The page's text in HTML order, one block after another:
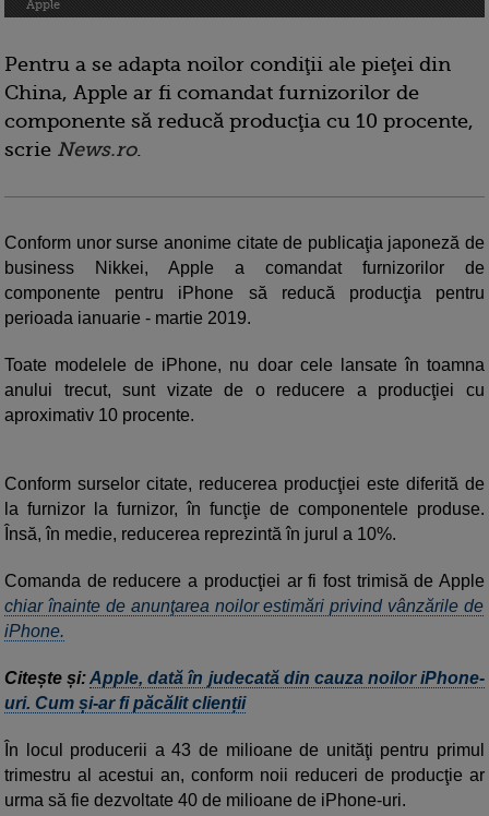
Apple
Pentru a se adapta noilor condiţii ale pieţei din
China, Apple ar fi comandat furnizorilor de
componente să reducă producţia cu 10 procente,
scrie News.ro.
Conform unor surse anonime citate de publicaţia japoneză de
business Nikkei, Apple a comandat furnizorilor de
componente pentru iPhone să reducă producţia pentru
perioada ianuarie - martie 2019.
Toate modelele de iPhone, nu doar cele lansate în toamna
anului trecut, sunt vizate de o reducere a producţiei cu
aproximativ 10 procente.
Conform surselor citate, reducerea producţiei este diferită de
la furnizor la furnizor, în funcţie de componentele produse.
Însă, în medie, reducerea reprezintă în jurul a 10%.
Comanda de reducere a producţiei ar fi fost trimisă de Apple
chiar înainte de anunţarea noilor estimări privind vânzările de
iPhone.
Citește și:Apple, dată în judecată din cauza noilor iPhone-
uri. Cum și-ar fi păcălit clienții
În locul producerii a 43 de milioane de unităţi pentru primul
trimestru al acestui an, conform noii reduceri de producţie ar
urma să fie dezvoltate 40 de milioane de iPhone-uri.